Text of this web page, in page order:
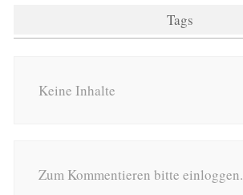
Tags
Keine Inhalte
Zum Kommentieren bitte einloggen.